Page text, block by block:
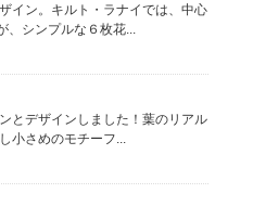
イン。キルト・ラナイでは、中心
、シンプルな６枚花...
とデザインしました！葉のリアル
小さめのモチーフ...